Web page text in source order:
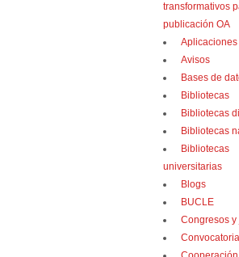
transformativos
publicación OA
Aplicaciones
Avisos
Bases de
Bibliotecas
Bibliotecas
Bibliotecas
Bibliotecas
universitarias
Blogs
BUCLE
Congresos